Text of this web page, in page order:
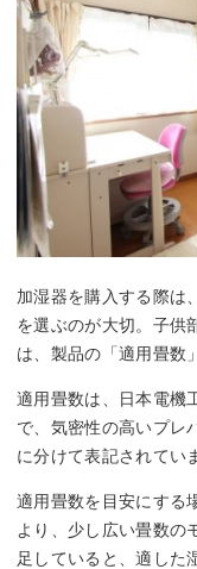
加湿器を購入する際は
を選ぶのが大切。子供
は、製品の「適用畳数
適用畳数は、日本電機
で、気密性の高いプレ
に分けて表記されてい
適用畳数を目安にする
より、少し広い畳数の
足していると、適した